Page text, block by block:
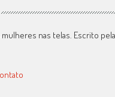
nas telas. Escrito